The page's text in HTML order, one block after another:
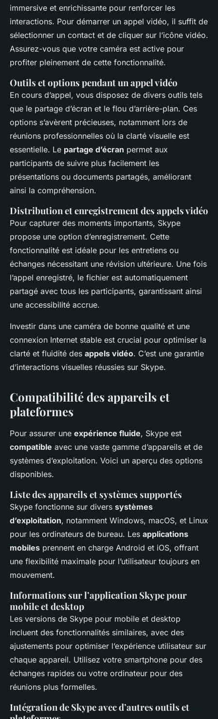
immersive et enrichissante pour renforcer les
interactions. Pour démarrer un appel vidéo, il suffit de
sélectionner un contact et de cliquer sur l’icône vidéo.
Assurez-vous que votre caméra est active pour
profiter pleinement de cette fonctionnalité.
Outils et options pendant un appel vidéo
En cours d’appel, vous disposez de divers outils tels
que le partage d’écran et le flou d’arrière-plan. Ces
options s’avèrent précieuses, notamment lors de
réunions professionnelles où la clarté visuelle est
essentielle. Le partage d’écran permet aux
participants de suivre plus facilement les
présentations ou documents partagés, améliorant
ainsi la compréhension.
Distribution et enregistrement des appels vidéo
Pour capturer des moments importants, Skype
propose une option d’enregistrement. Cette
fonctionnalité est idéale pour les entretiens ou
échanges nécessitant une révision ultérieure. Une fois
l’appel enregistré, le fichier est automatiquement
partagé avec tous les participants, garantissant ainsi
une accessibilité accrue.
Investir dans une caméra de bonne qualité et une
connexion Internet stable est crucial pour optimiser la
clarté et fluidité des appels vidéo. C’est une garantie
d’interactions visuelles réussies sur Skype.
Compatibilité des appareils et
plateformes
Pour assurer une expérience fluide, Skype est
compatible avec une vaste gamme d’appareils et de
systèmes d’exploitation. Voici un aperçu des options
disponibles.
Liste des appareils et systèmes supportés
Skype fonctionne sur divers systèmes
d’exploitation, notamment Windows, macOS, et Linux
pour les ordinateurs de bureau. Les applications
mobiles prennent en charge Android et iOS, offrant
une flexibilité maximale pour l’utilisateur toujours en
mouvement.
Informations sur l’application Skype pour
mobile et desktop
Les versions de Skype pour mobile et desktop
incluent des fonctionnalités similaires, avec des
ajustements pour optimiser l’expérience utilisateur sur
chaque appareil. Utilisez votre smartphone pour des
échanges rapides ou votre ordinateur pour des
réunions plus formelles.
Intégration de Skype avec d’autres outils et